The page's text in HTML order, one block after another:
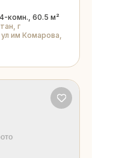
комн., 60.5 м²
г
им Комарова,